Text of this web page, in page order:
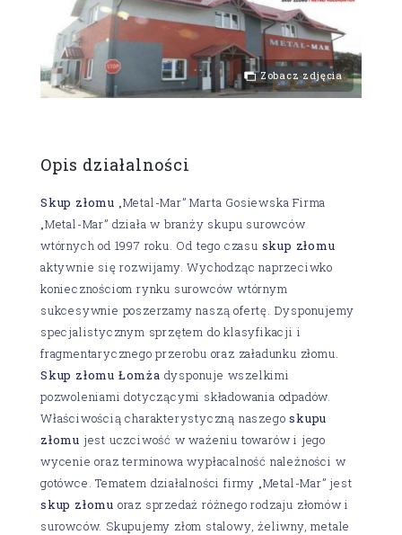
Zobacz zdjęcia
Opis działalności
Skup złomu „Metal-Mar” Marta Gosiewska Firma
„Metal-Mar” działa w branży skupu surowców
wtórnych od 1997 roku. Od tego czasu skup złomu
aktywnie się rozwijamy. Wychodząc naprzeciwko
koniecznościom rynku surowców wtórnym
sukcesywnie poszerzamy naszą ofertę. Dysponujemy
specjalistycznym sprzętem do klasyfikacji i
fragmentarycznego przerobu oraz załadunku złomu.
Skup złomu Łomża dysponuje wszelkimi
pozwoleniami dotyczącymi składowania odpadów.
Właściwością charakterystyczną naszegoskupu
złomu jest uczciwość w ważeniu towarów i jego
wycenie oraz terminowa wypłacalność należności w
gotówce. Tematem działalności firmy „Metal-Mar” jest
skup złomu oraz sprzedaż różnego rodzaju złomów i
surowców. Skupujemy złom stalowy, żeliwny, metale